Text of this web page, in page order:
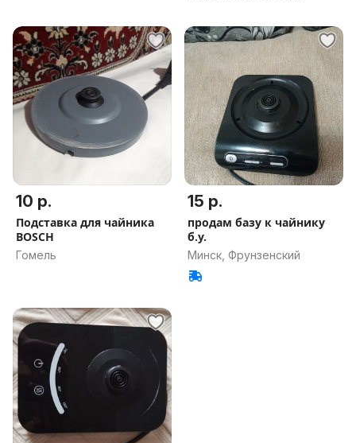
10 р.
Подставка для чайника
BOSCH
Гомель
15 р.
продам базу к чайнику
б.у.
Минск, Фрунзенский